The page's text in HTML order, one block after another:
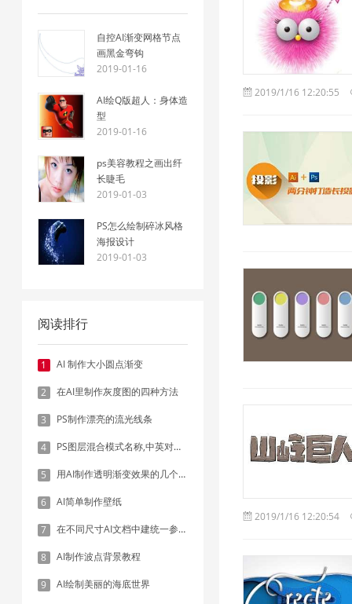
自控AI渐变网格节点
画黑金弯钩
2019-01-16
AI绘Q版超人：身体造
型
2019-01-16
ps美容教程之画出纤
长睫毛
2019-01-03
PS怎么绘制碎冰风格
海报设计
2019-01-03
阅读排行
1 AI 制作大小圆点渐变
2 在AI里制作灰度图的四种方法
3 PS制作漂亮的流光线条
4 PS图层混合模式名称,中英对照表
5 用AI制作透明渐变效果的几个方法
6 AI简单制作壁纸
7 在不同尺寸AI文档中建统一参考线 - 方法1：对齐和分布
8 AI制作波点背景教程
9 AI绘制美丽的海底世界
2019/1/16 12:20:55
2019/1/16 12:20:54